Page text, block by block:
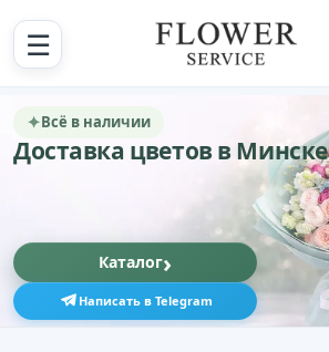
☰
✦Всё в наличии
Доставка цветов в Минске
Каталог›
Написать в Telegram